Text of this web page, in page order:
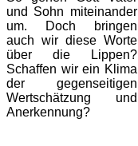
und Sohn miteinander
um. Doch bringen
auch wir diese Worte
über die Lippen?
Schaffen wir ein Klima
der gegenseitigen
Wertschätzung und
Anerkennung?